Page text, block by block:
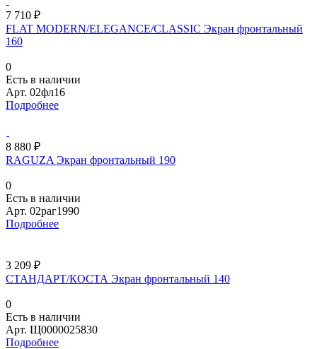
7 710 ₽
FLAT MODERN/ELEGANCE/CLASSIC Экран фронтальный
160
0
Есть в наличии
Арт. 02фл16
Подробнее
8 880 ₽
RAGUZA Экран фронтальный 190
0
Есть в наличии
Арт. 02раг1990
Подробнее
3 209 ₽
СТАНДАРТ/КОСТА Экран фронтальный 140
0
Есть в наличии
Арт. Щ0000025830
Подробнее